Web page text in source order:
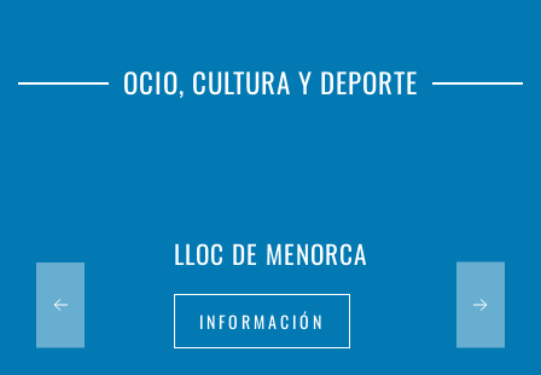
OCIO, CULTURA Y DEPORTE
LLOC DE MENORCA
INFORMACIÓN